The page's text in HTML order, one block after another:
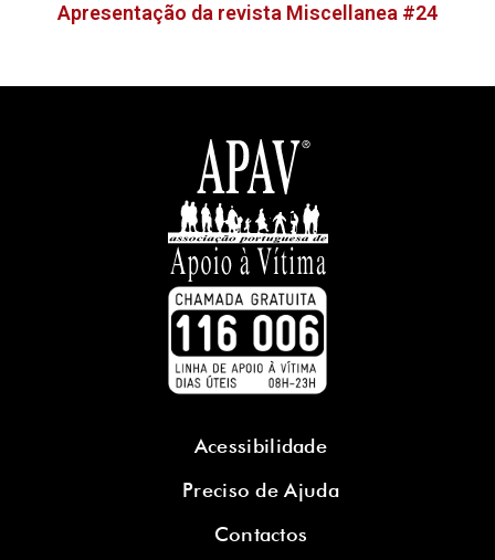
Apresentação da revista Miscellanea #24
Acessibilidade
Preciso de Ajuda
Contactos